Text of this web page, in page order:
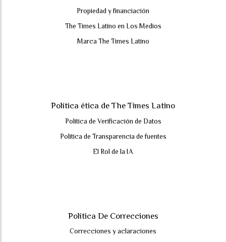
Propiedad y financiación
The Times Latino en Los Medios
Marca The Times Latino
Política ética de The Times Latino
Política de Verificación de Datos
Política de Transparencia de fuentes
El Rol de la IA
Política De Correcciones
Correcciones y aclaraciones